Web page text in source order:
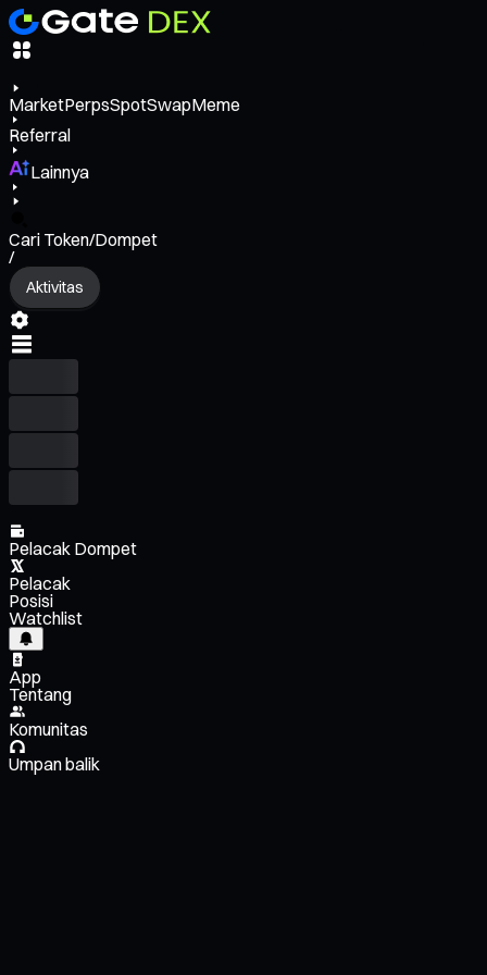
MarketPerpsSpotSwapMeme
Referral
Lainnya
Cari Token/Dompet
/
Aktivitas
Pelacak Dompet
Pelacak
Posisi
Watchlist
App
Tentang
Komunitas
Umpan balik